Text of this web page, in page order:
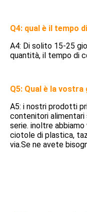
Q4: qual è il tempo
A4: Di solito 15-25
quantità, il tempo di
Q5: Qual è la
A5: i nostri prodotti
contenitori alimentari
serie. inoltre
ciotole di plastica,
via.Se ne avete